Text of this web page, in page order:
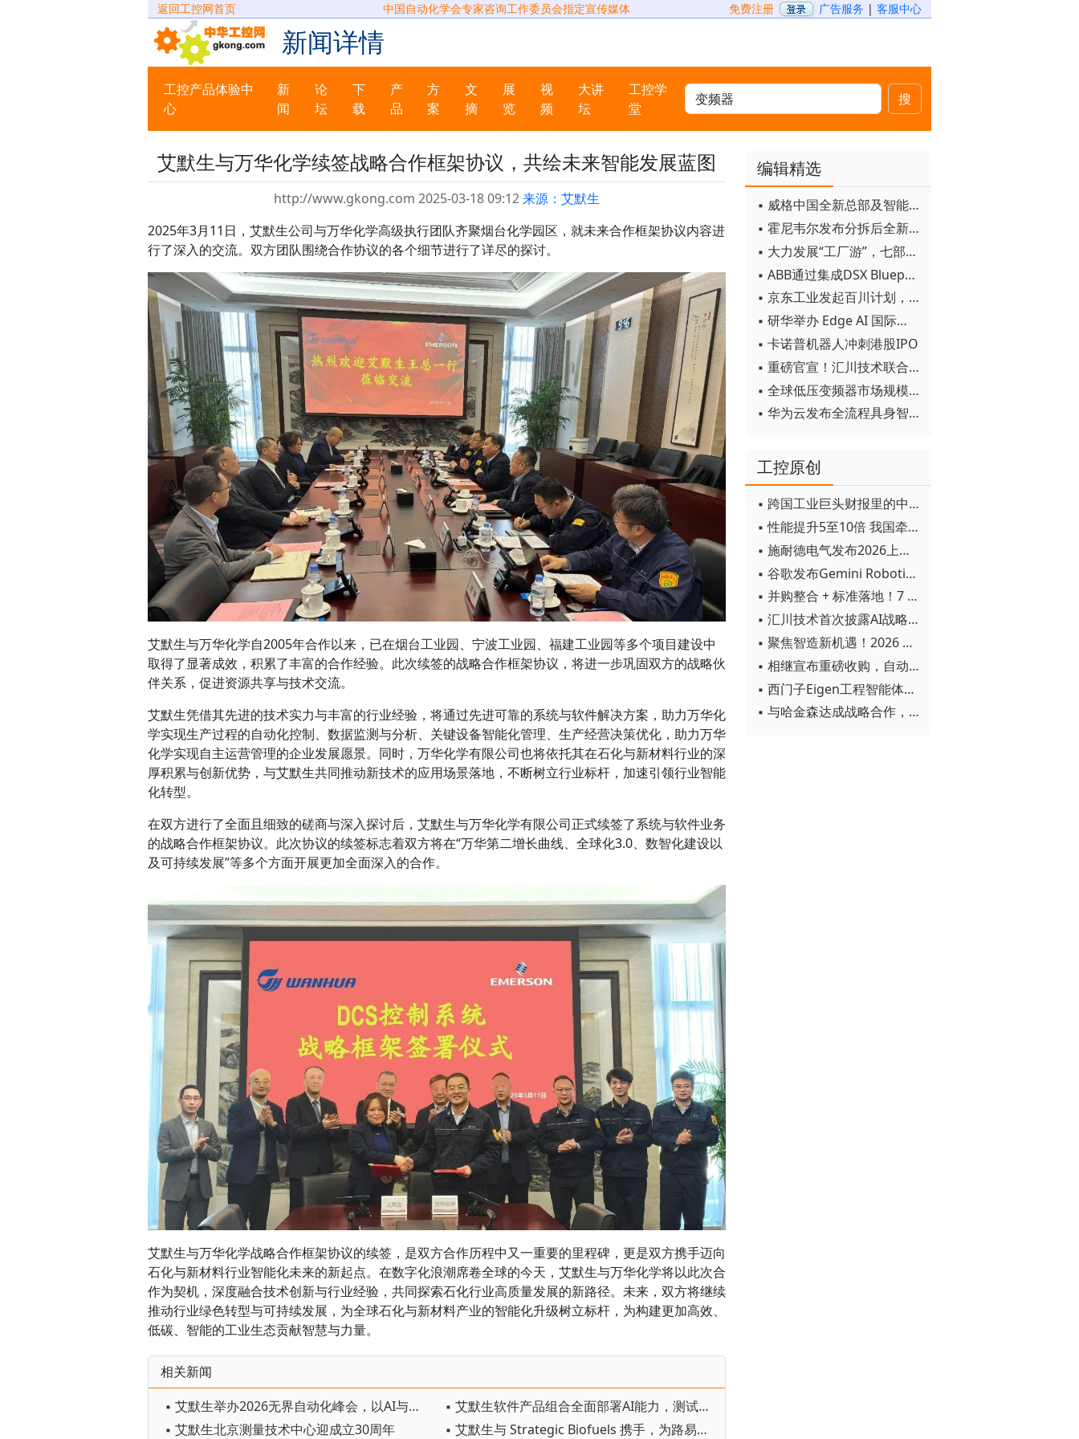
返回工控网首页 中国自动化学会专家咨询工作委员会指定宣传媒体 免费注册 广告服务 | 客服中心
新闻详情
工控产品体验中
心
新
闻
论
坛
下
载
产
品
方
案
文
摘
展
览
视
频
大讲
坛
工控学
堂
搜
艾默生与万华化学续签战略合作框架协议，共绘未来智能发展蓝图
http://www.gkong.com 2025-03-18 09:12来源：艾默生
2025年3月11日，艾默生公司与万华化学高级执行团队齐聚烟台化学园区，就未来合作框架协议内容进
行了深入的交流。双方团队围绕合作协议的各个细节进行了详尽的探讨。
艾默生与万华化学自2005年合作以来，已在烟台工业园、宁波工业园、福建工业园等多个项目建设中
取得了显著成效，积累了丰富的合作经验。此次续签的战略合作框架协议，将进一步巩固双方的战略伙
伴关系，促进资源共享与技术交流。
艾默生凭借其先进的技术实力与丰富的行业经验，将通过先进可靠的系统与软件解决方案，助力万华化
学实现生产过程的自动化控制、数据监测与分析、关键设备智能化管理、生产经营决策优化，助力万华
化学实现自主运营管理的企业发展愿景。同时，万华化学有限公司也将依托其在石化与新材料行业的深
厚积累与创新优势，与艾默生共同推动新技术的应用场景落地，不断树立行业标杆，加速引领行业智能
化转型。
在双方进行了全面且细致的磋商与深入探讨后，艾默生与万华化学有限公司正式续签了系统与软件业务
的战略合作框架协议。此次协议的续签标志着双方将在“万华第二增长曲线、全球化3.0、数智化建设以
及可持续发展”等多个方面开展更加全面深入的合作。
艾默生与万华化学战略合作框架协议的续签，是双方合作历程中又一重要的里程碑，更是双方携手迈向
石化与新材料行业智能化未来的新起点。在数字化浪潮席卷全球的今天，艾默生与万华化学将以此次合
作为契机，深度融合技术创新与行业经验，共同探索石化行业高质量发展的新路径。未来，双方将继续
推动行业绿色转型与可持续发展，为全球石化与新材料产业的智能化升级树立标杆，为构建更加高效、
低碳、智能的工业生态贡献智慧与力量。
相关新闻
▪ 艾默生举办2026无界自动化峰会，以AI与本土创新驱动自主智造
▪ 艾默生软件产品组合全面部署AI能力，测试效率提升高达50%
▪ 艾默生北京测量技术中心迎成立30周年
▪ 艾默生与 Strategic Biofuels 携手，为路易斯安那州提供可再生碳中和电力
编辑精选
▪ 威格中国全新总部及智能工厂启用
▪ 霍尼韦尔发布分拆后全新品牌：霍尼韦尔科技与霍尼韦尔航空航天
▪ 大力发展“工厂游”，七部门联合发文！
▪ ABB通过集成DSX Blueprint AI基础设施，扩大与英伟达的合作
▪ 京东工业发起百川计划， 构建工业大模型新生态
▪ 研华举办 Edge AI 国际论坛
▪ 卡诺普机器人冲刺港股IPO
▪ 重磅官宣！汇川技术联合发起 D12 联盟，开创产教融合新范式
▪ 全球低压变频器市场规模2030年将超170亿美元
▪ 华为云发布全流程具身智能开发平台CloudRobo
工控原创
▪ 跨国工业巨头财报里的中国成绩单
▪ 性能提升5至10倍 我国牵头制定的WiTSnet工业以太网国际标准正式发布
▪ 施耐德电气发布2026上半年可持续发展成绩单 "Impact 2030"路线图开局稳健
▪ 谷歌发布Gemini Robotics 2模型 实现人形机器人全身智能控制突破
▪ 并购整合 + 标准落地！7 月工业自动化产业动态速递
▪ 汇川技术首次披露AI战略进展：从两个方面推动“AI业务化”落地
▪ 聚焦智造新机遇！2026 青岛数字化及智能制造技术论坛圆满落幕
▪ 相继宣布重磅收购，自动化巨头新一轮并购潮剑指何方？
▪ 西门子Eigen工程智能体落地中国，工业AI跨越物理世界“确定性”拐点
▪ 与哈金森达成战略合作，乐聚机器人何以持续获得工业巨头青睐？